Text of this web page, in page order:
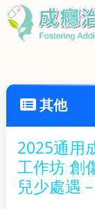
其他
2025通用
工作坊 創
兒少處遇